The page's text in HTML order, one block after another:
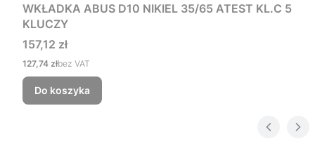
WKŁADKA ABUS D10 NIKIEL 35/65 ATEST KL.C 5
KLUCZY
Cena
157,12 zł
Cena
127,74 złbez VAT
Do koszyka